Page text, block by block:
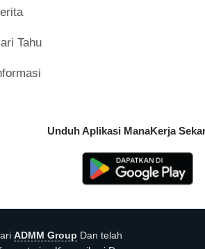
Tahu
Unduh Aplikasi ManaKerja
ADMM Group Dan telah